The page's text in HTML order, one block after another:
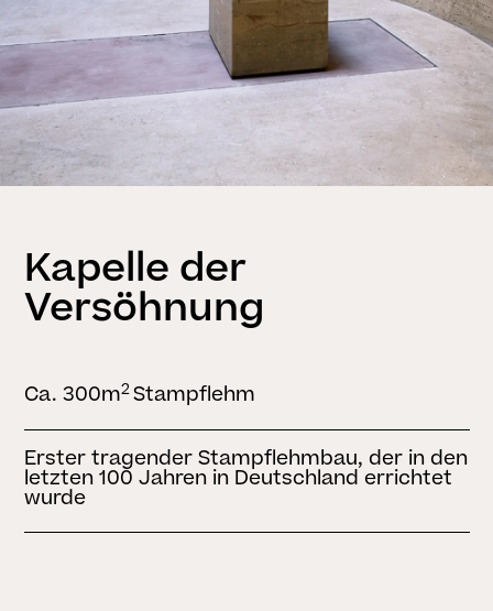
Kapelle der
Versöhnung
Ca. 300m2Stampflehm
Erster tragender Stampflehmbau, der in den
letzten 100 Jahren in Deutschland errichtet
wurde